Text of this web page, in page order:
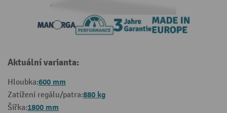
Aktuální varianta:
Hloubka:600 mm
Zatížení regálu/patra:880 kg
Šířka:1800 mm